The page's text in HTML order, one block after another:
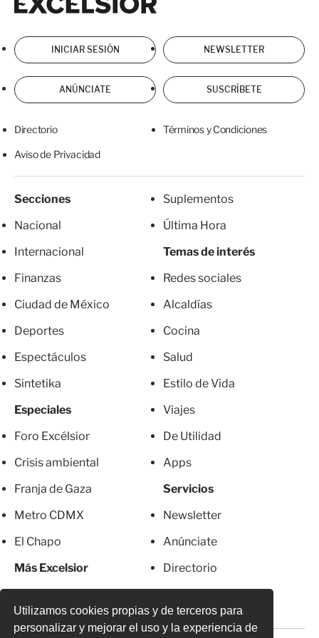
Utilizamos cookies propias y de terceros para
personalizar y mejorar el uso y la experiencia de
INICIAR SESIÓN NEWSLETTER
ANÚNCIATE SUSCRÍBETE
Directorio Términos y Condiciones
Aviso de Privacidad
Secciones
Nacional
Internacional
Finanzas
Ciudad de México
Deportes
Espectáculos
Sintetika
Especiales
Foro Excélsior
Crisis ambiental
Franja de Gaza
Metro CDMX
El Chapo
Más Excelsior
Suplementos
Última Hora
Temas de interés
Redes sociales
Alcaldías
Cocina
Salud
Estilo de Vida
Viajes
De Utilidad
Apps
Servicios
Newsletter
Anúnciate
Directorio